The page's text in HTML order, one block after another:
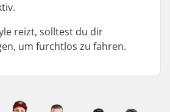
reizt, solltest du dir
um furchtlos zu fahren.